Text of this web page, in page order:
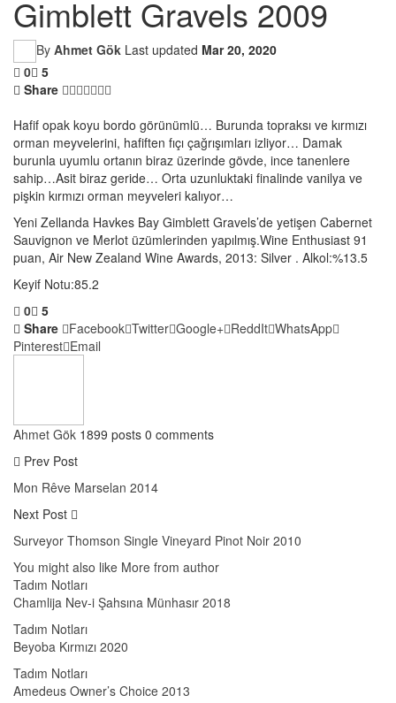
Gimblett Gravels 2009
By Ahmet Gök Last updated Mar 20, 2020
0 5
Share
Hafif opak koyu bordo görünümlü… Burunda topraksı ve kırmızı
orman meyvelerini, hafiften fıçı çağrışımları izliyor… Damak
burunla uyumlu ortanın biraz üzerinde gövde, ince tanenlere
sahip…Asit biraz geride… Orta uzunluktaki finalinde vanilya ve
pişkin kırmızı orman meyveleri kalıyor…
Yeni Zellanda Havkes Bay Gimblett Gravels’de yetişen Cabernet
Sauvignon ve Merlot üzümlerinden yapılmış.Wine Enthusiast 91
puan, Air New Zealand Wine Awards, 2013: Silver . Alkol:%13.5
Keyif Notu:85.2
0 5
Share
Facebook Twitter Google+ ReddIt WhatsApp
Pinterest Email
Ahmet Gök 1899 posts 0 comments
Prev Post
Mon Rêve Marselan 2014
Next Post
Surveyor Thomson Single Vineyard Pinot Noir 2010
You might also like More from author
Tadım Notları
Chamlija Nev-i Şahsına Münhasır 2018
Tadım Notları
Beyoba Kırmızı 2020
Tadım Notları
Amedeus Owner’s Choice 2013